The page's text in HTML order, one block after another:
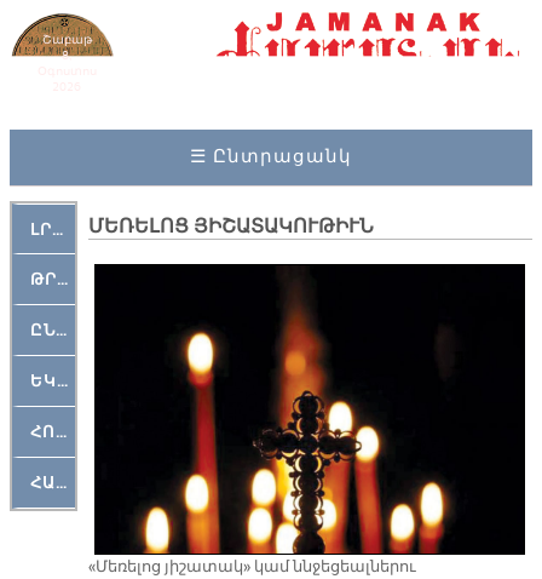
Շաբաթ
8,
☰ Ընտրացանկ
ԼՐԱՀՈՍ
ԹՐՔԱՀԱՅ ԿԵԱՆՔ
ԸՆԿԵՐԱՄՇԱԿՈՒԹԱՅԻՆ
ԵԿԵՂԵՑԱԿԱՆ
ՀՈԳԵՄՏԱՒՈՐ
ՀԱՐԹԱԿ
ՄԵՌԵԼՈՑ ՅԻՇԱՏԱԿՈՒԹԻՒՆ
«Մեռելոց յիշատակ» կամ ննջեցեալներու